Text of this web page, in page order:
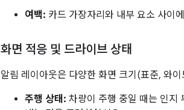
여백: 카드 가장자리와 내부 요소 사이
화면 적응 및 드라이브 상태
알림 레이아웃은 다양한 화면 크기(표준, 와
주행 상태: 차량이 주행 중일 때는 인지